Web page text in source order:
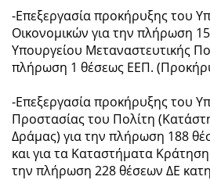
-Επεξεργασία προκήρυξης του
Οικονομικών για την πλήρωση
Υπουργείου Μεταναστευτικής
πλήρωση 1 θέσεως ΕΕΠ.
-Επεξεργασία προκήρυξης του
Προστασίας του Πολίτη
Δράμας) για την πλήρωση 188
και για τα Καταστήματα
την πλήρωση 228 θέσεων ΔΕ